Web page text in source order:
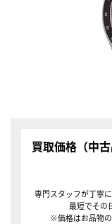
買取価格（中古
専門スタッフが丁寧
最短でその
※価格はお品物の